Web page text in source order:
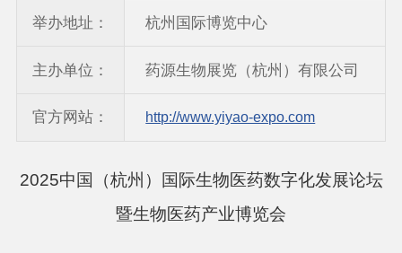
举办地址： 杭州国际博览中心
主办单位： 药源生物展览（杭州）有限公司
官方网站： http://www.yiyao-expo.com
2025中国（杭州）国际生物医药数字化发展论坛
暨生物医药产业博览会